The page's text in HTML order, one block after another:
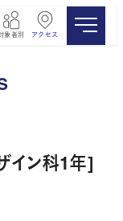
象者別 アクセス
イン科1年]